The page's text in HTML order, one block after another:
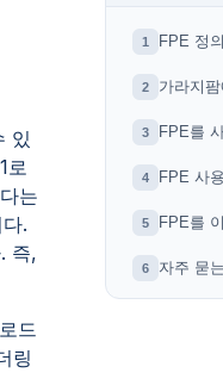
있
로
는
.
즉,
드
링
1 FPE 정의
2 가라지
3 FPE를
4 FPE 사
5 FPE를
6 자주 묻